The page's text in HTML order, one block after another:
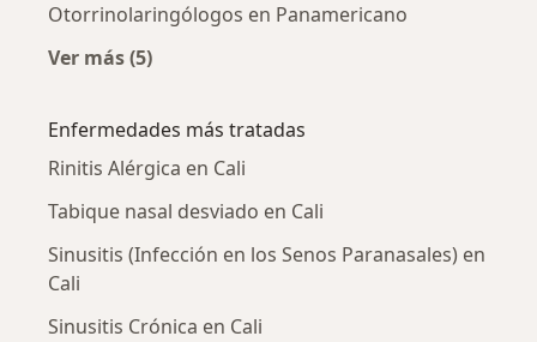
Otorrinolaringólogos en Panamericano
Ver más (5)
Enfermedades más tratadas
Rinitis Alérgica en Cali
Tabique nasal desviado en Cali
Sinusitis (Infección en los Senos Paranasales) en
Cali
Sinusitis Crónica en Cali